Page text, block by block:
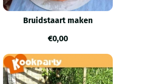
Bruidstaart maken
€0,00